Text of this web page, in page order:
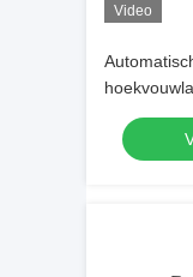
Video
etikettering